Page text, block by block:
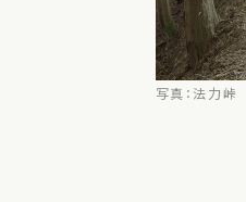
写真：法力峠